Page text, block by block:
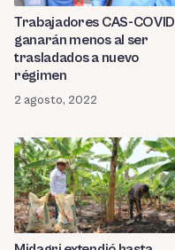
Trabajadores CAS-COVID
ganarán menos al ser
trasladados a nuevo
régimen
2 agosto, 2022